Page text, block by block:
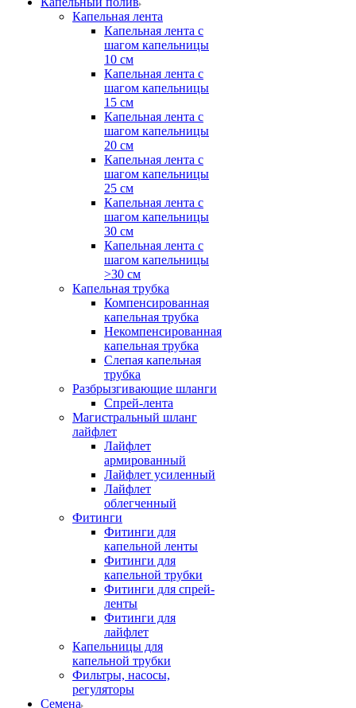
Капельная лента
Капельная лента с
шагом капельницы
10 см
Капельная лента с
шагом капельницы
15 см
Капельная лента с
шагом капельницы
20 см
Капельная лента с
шагом капельницы
25 см
Капельная лента с
шагом капельницы
30 см
Капельная лента с
шагом капельницы
>30 см
Капельная трубка
Компенсированная
капельная трубка
Некомпенсированная
капельная трубка
Слепая капельная
трубка
Разбрызгивающие шланги
Спрей-лента
Магистральный шланг
лайфлет
Лайфлет
армированный
Лайфлет усиленный
Лайфлет
облегченный
Фитинги
Фитинги для
капельной ленты
Фитинги для
капельной трубки
Фитинги для спрей-
ленты
Фитинги для
лайфлет
Капельницы для
капельной трубки
Фильтры, насосы,
регуляторы
Семена